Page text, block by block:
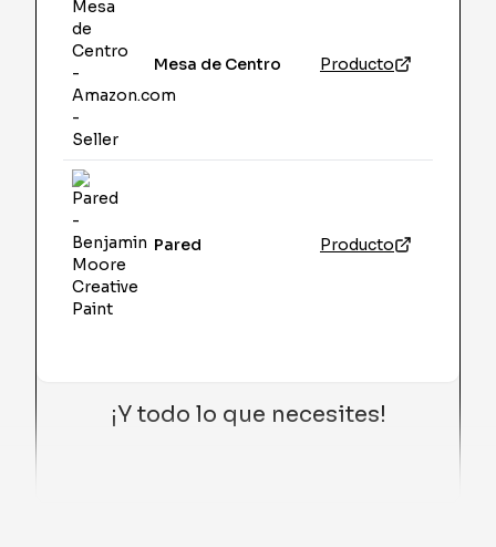
Mesa de Centro Producto
Pared Producto
¡Y todo lo que necesites!